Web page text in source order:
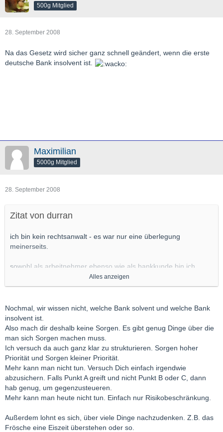
500g Mitglied
28. September 2008
Na das Gesetz wird sicher ganz schnell geändert, wenn die erste
deutsche Bank insolvent ist.
Maximilian
5000g Mitglied
28. September 2008
Zitat von durran
ich bin kein rechtsanwalt - es war nur eine überlegung
meinerseits.
sowohl als arbeitnehmer ebenso wie als bankkunde bin ich
gläubiger - dem arbeitgeber überlasse ich meine arbeitskraft
und der bank mein geld .
beide stehen in meiner schuld - der arbeitgeber mit lohn und die
bank mit geld.
beides fließt in die aktiva des unternehmens ein - die bank hat
eigenkapital ( mein guthaben ) und der arbeitgeber hat
eigenkapital in form meiner im voraus geleisteten tätigkeit.
das insolvenzecht unterscheidet nicht zwischen arbeitgeber und
bank - da zählt nur schuldner und gläubiger .
gleiche machen wie mit einem arbeitnehmer.
zumindest lhnt es sich darüber nachzudenken
Alles anzeigen
Nochmal, wir wissen nicht, welche Bank solvent und welche Bank
insolvent ist.
Also mach dir deshalb keine Sorgen. Es gibt genug Dinge über die
man sich Sorgen machen muss.
Ich versuch da auch ganz klar zu strukturieren. Sorgen hoher
Priorität und Sorgen kleiner Priorität.
Mehr kann man nicht tun. Versuch Dich einfach irgendwie
abzusichern. Falls Punkt A greift und nicht Punkt B oder C, dann
hab genug, um gegenzusteueren.
Mehr kann man heute nicht tun. Einfach nur Risikobeschränkung.
Außerdem lohnt es sich, über viele Dinge nachzudenken. Z.B. das
Frösche eine Eiszeit überstehen oder so.